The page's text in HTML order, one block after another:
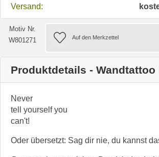
Versand:
Motiv Nr.
W801271
Produktdetails - Wandtattoo
Never
tell yourself you
can't!
Oder übersetzt: Sag dir nie, du kannst